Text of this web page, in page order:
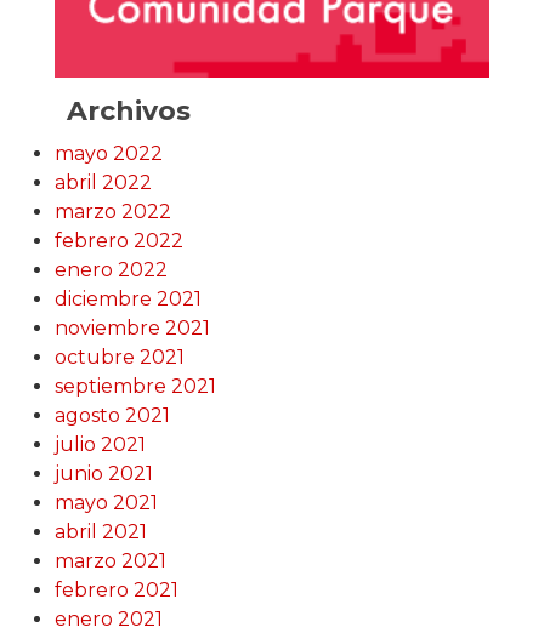
Archivos
mayo 2022
abril 2022
marzo 2022
febrero 2022
enero 2022
diciembre 2021
noviembre 2021
octubre 2021
septiembre 2021
agosto 2021
julio 2021
junio 2021
mayo 2021
abril 2021
marzo 2021
febrero 2021
enero 2021